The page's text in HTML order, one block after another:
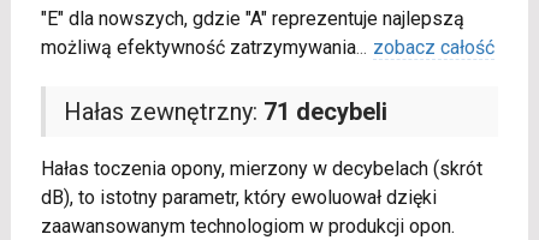
"E" dla nowszych, gdzie "A" reprezentuje najlepszą
możliwą efektywność zatrzymywania... zobacz całość
Hałas zewnętrzny: 71 decybeli
Hałas toczenia opony, mierzony w decybelach (skrót
dB), to istotny parametr, który ewoluował dzięki
zaawansowanym technologiom w produkcji opon.